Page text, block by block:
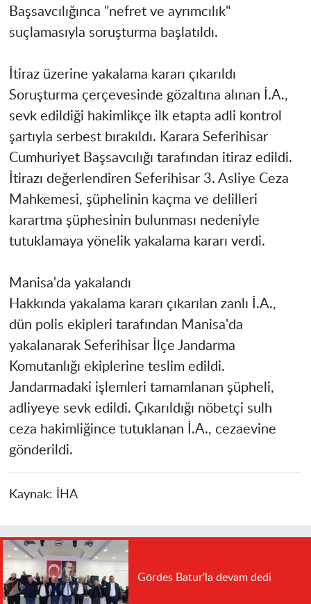
Başsavcılığınca "nefret ve ayrımcılık"
suçlamasıyla soruşturma başlatıldı.
İtiraz üzerine yakalama kararı çıkarıldı
Soruşturma çerçevesinde gözaltına alınan İ.A.,
sevk edildiği hakimlikçe ilk etapta adli kontrol
şartıyla serbest bırakıldı. Karara Seferihisar
Cumhuriyet Başsavcılığı tarafından itiraz edildi.
İtirazı değerlendiren Seferihisar 3. Asliye Ceza
Mahkemesi, şüphelinin kaçma ve delilleri
karartma şüphesinin bulunması nedeniyle
tutuklamaya yönelik yakalama kararı verdi.
Manisa'da yakalandı
Hakkında yakalama kararı çıkarılan zanlı İ.A.,
dün polis ekipleri tarafından Manisa'da
yakalanarak Seferihisar İlçe Jandarma
Komutanlığı ekiplerine teslim edildi.
Jandarmadaki işlemleri tamamlanan şüpheli,
adliyeye sevk edildi. Çıkarıldığı nöbetçi sulh
ceza hakimliğince tutuklanan İ.A., cezaevine
gönderildi.
Kaynak: İHA
Gördes Batur'la devam dedi